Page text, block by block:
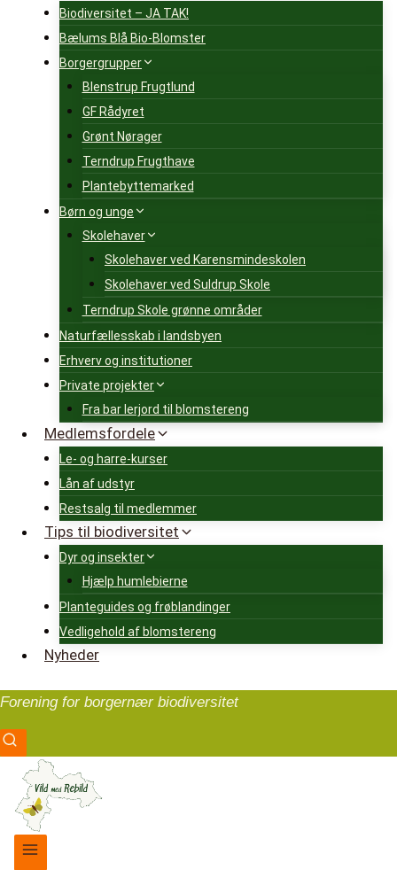
Biodiversitet – JA TAK!
Bælums Blå Bio-Blomster
Borgergrupper
Blenstrup Frugtlund
GF Rådyret
Grønt Nørager
Terndrup Frugthave
Plantebyttemarked
Børn og unge
Skolehaver
Skolehaver ved Karensmindeskolen
Skolehaver ved Suldrup Skole
Terndrup Skole grønne områder
Naturfællesskab i landsbyen
Erhverv og institutioner
Private projekter
Fra bar lerjord til blomstereng
Medlemsfordele
Le- og harre-kurser
Lån af udstyr
Restsalg til medlemmer
Tips til biodiversitet
Dyr og insekter
Hjælp humlebierne
Planteguides og frøblandinger
Vedligehold af blomstereng
Nyheder
Forening for borgernær biodiversitet